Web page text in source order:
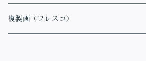
複製画（フレスコ）